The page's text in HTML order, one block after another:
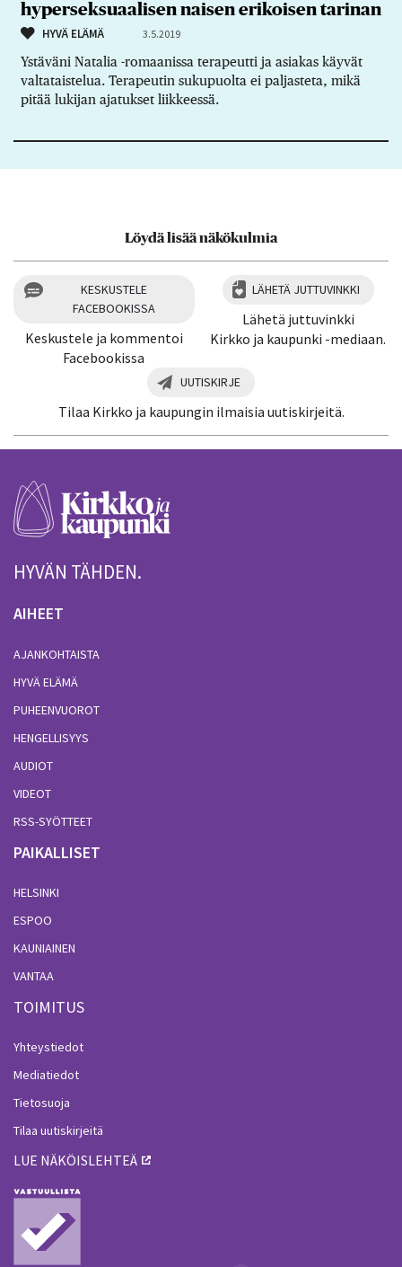
hyperseksuaalisen naisen erikoisen tarinan
HYVÄ ELÄMÄ 3.5.2019
Ystäväni Natalia -romaanissa terapeutti ja asiakas käyvät
valtataistelua. Terapeutin sukupuolta ei paljasteta, mikä
pitää lukijan ajatukset liikkeessä.
Löydä lisää näkökulmia
KESKUSTELE
FACEBOOKISSA
Keskustele ja kommentoi
Facebookissa
LÄHETÄ JUTTUVINKKI
Lähetä juttuvinkki
Kirkko ja kaupunki -mediaan.
UUTISKIRJE
Tilaa Kirkko ja kaupungin ilmaisia uutiskirjeitä.
HYVÄN TÄHDEN.
AIHEET
AJANKOHTAISTA
HYVÄ ELÄMÄ
PUHEENVUOROT
HENGELLISYYS
AUDIOT
VIDEOT
RSS-SYÖTTEET
PAIKALLISET
HELSINKI
ESPOO
KAUNIAINEN
VANTAA
TOIMITUS
Yhteystiedot
Mediatiedot
Tietosuoja
Tilaa uutiskirjeitä
LUE NÄKÖISLEHTEÄ